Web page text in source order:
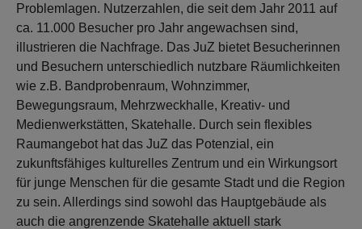
Problemlagen. Nutzerzahlen, die seit dem Jahr 2011 auf
ca. 11.000 Besucher pro Jahr angewachsen sind,
illustrieren die Nachfrage. Das JuZ bietet Besucherinnen
und Besuchern unterschiedlich nutzbare Räumlichkeiten
wie z.B. Bandprobenraum, Wohnzimmer,
Bewegungsraum, Mehrzweckhalle, Kreativ- und
Medienwerkstätten, Skatehalle. Durch sein flexibles
Raumangebot hat das JuZ das Potenzial, ein
zukunftsfähiges kulturelles Zentrum und ein Wirkungsort
für junge Menschen für die gesamte Stadt und die Region
zu sein. Allerdings sind sowohl das Hauptgebäude als
auch die angrenzende Skatehalle aktuell stark